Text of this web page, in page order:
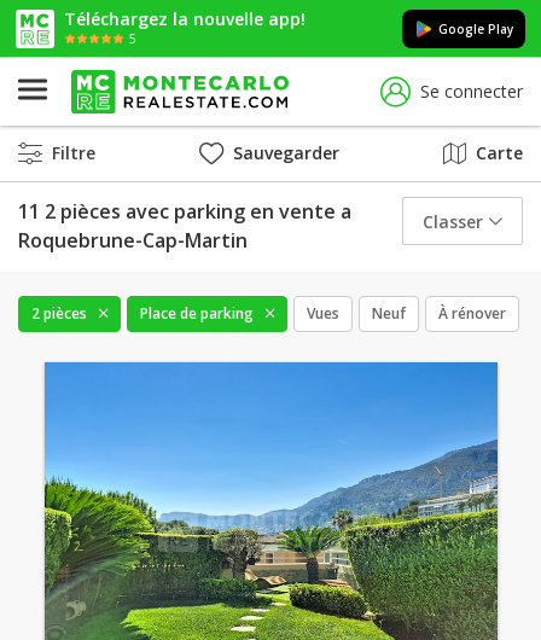
Téléchargez la nouvelle app!
5
Google Play
Se connecter
Filtre Sauvegarder Carte
11 2 pièces avec parking en vente a
Roquebrune-Cap-Martin
Classer
2 pièces Place de parking Vues Neuf À rénover